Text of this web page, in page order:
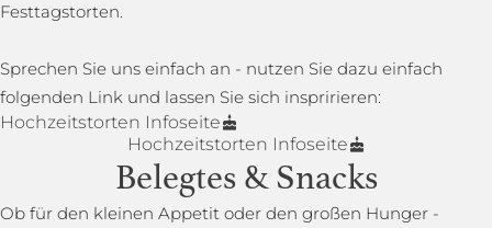
Festtagstorten.
Sprechen Sie uns einfach an - nutzen Sie dazu einfach
folgenden Link und lassen Sie sich inspririeren:
Hochzeitstorten Infoseite
Hochzeitstorten Infoseite
Belegtes & Snacks
Ob für den kleinen Appetit oder den großen Hunger -